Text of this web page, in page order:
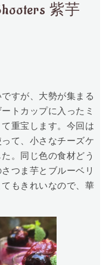
紫芋
トカップに入ったミ
重宝します。今回は
て、小さなチーズケ
。同じ色の食材どう
つま芋とブルーベリ
もきれいなので、華